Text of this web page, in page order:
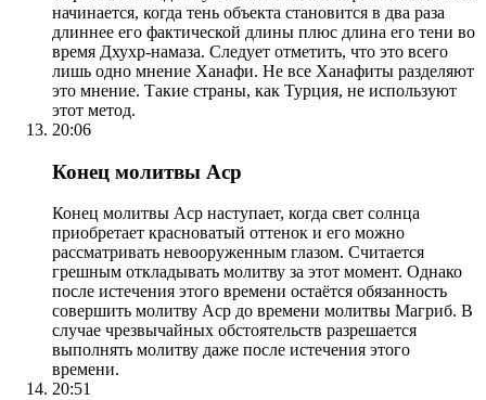
начинается, когда тень объекта становится в два раза
длиннее его фактической длины плюс длина его тени во
время Дхухр-намаза. Следует отметить, что это всего
лишь одно мнение Ханафи. Не все Ханафиты разделяют
это мнение. Такие страны, как Турция, не используют
этот метод.
20:06
Конец молитвы Аср
Конец молитвы Аср наступает, когда свет солнца
приобретает красноватый оттенок и его можно
рассматривать невооруженным глазом. Считается
грешным откладывать молитву за этот момент. Однако
после истечения этого времени остаётся обязанность
совершить молитву Аср до времени молитвы Магриб. В
случае чрезвычайных обстоятельств разрешается
выполнять молитву даже после истечения этого
времени.
20:51